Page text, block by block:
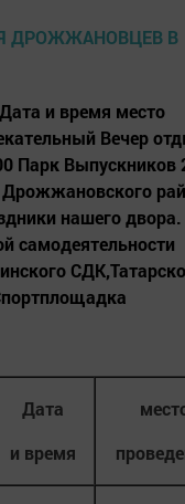
и время место
Вечер
Парк Выпускников
Дрожжановского
нашего двора.
самодеятельности
Дата
и время